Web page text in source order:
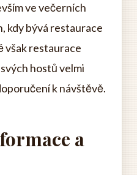
ve večerních
kdy bývá restaurace
však restaurace
hostů velmi
k návštěvě.
a